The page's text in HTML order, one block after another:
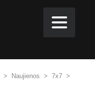
> Naujienos > 7x7 >